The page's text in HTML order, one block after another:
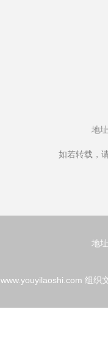
地
如若转载，
地
www.youyilaoshi.com 组织